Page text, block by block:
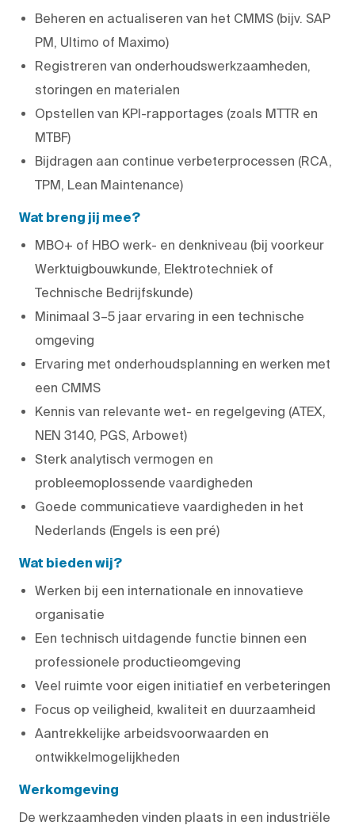
Beheren en actualiseren van het CMMS (bijv. SAP
PM, Ultimo of Maximo)
Registreren van onderhoudswerkzaamheden,
storingen en materialen
Opstellen van KPI-rapportages (zoals MTTR en
MTBF)
Bijdragen aan continue verbeterprocessen (RCA,
TPM, Lean Maintenance)
Wat breng jij mee?
MBO+ of HBO werk- en denkniveau (bij voorkeur
Werktuigbouwkunde, Elektrotechniek of
Technische Bedrijfskunde)
Minimaal 3–5 jaar ervaring in een technische
omgeving
Ervaring met onderhoudsplanning en werken met
een CMMS
Kennis van relevante wet- en regelgeving (ATEX,
NEN 3140, PGS, Arbowet)
Sterk analytisch vermogen en
probleemoplossende vaardigheden
Goede communicatieve vaardigheden in het
Nederlands (Engels is een pré)
Wat bieden wij?
Werken bij een internationale en innovatieve
organisatie
Een technisch uitdagende functie binnen een
professionele productieomgeving
Veel ruimte voor eigen initiatief en verbeteringen
Focus op veiligheid, kwaliteit en duurzaamheid
Aantrekkelijke arbeidsvoorwaarden en
ontwikkelmogelijkheden
Werkomgeving
De werkzaamheden vinden plaats in een industriële